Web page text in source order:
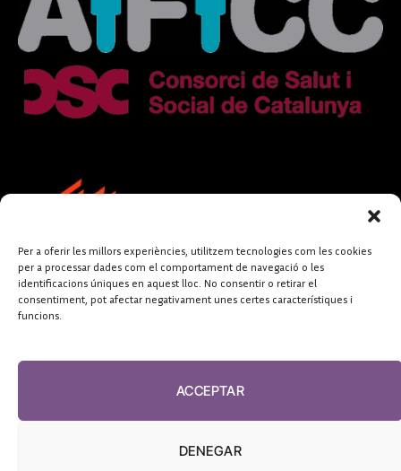
Per a oferir les millors experiències, utilitzem tecnologies com les cookies
per a processar dades com el comportament de navegació o les
identificacions úniques en aquest lloc. No consentir o retirar el
consentiment, pot afectar negativament unes certes característiques i
funcions.
ACCEPTAR
DENEGAR
FUNDACIÓ